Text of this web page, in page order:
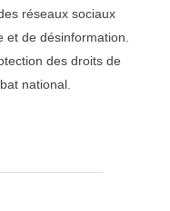
réseaux sociaux
de désinformation.
des droits de
national.